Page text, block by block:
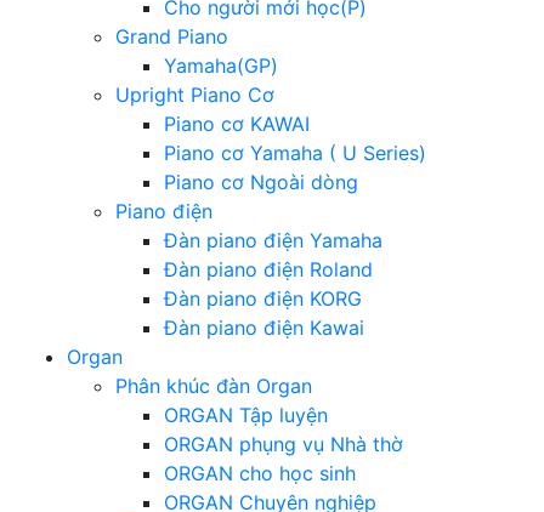
Cho người mới học(P)
Grand Piano
Yamaha(GP)
Upright Piano Cơ
Piano cơ KAWAI
Piano cơ Yamaha ( U Series)
Piano cơ Ngoài dòng
Piano điện
Đàn piano điện Yamaha
Đàn piano điện Roland
Đàn piano điện KORG
Đàn piano điện Kawai
Organ
Phân khúc đàn Organ
ORGAN Tập luyện
ORGAN phụng vụ Nhà thờ
ORGAN cho học sinh
ORGAN Chuyên nghiệp